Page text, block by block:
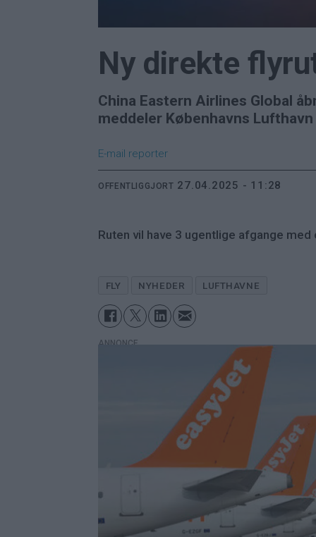
Ny direkte
China Eastern Airlines Global
meddeler Københavns Lufthavn
E-mail reporter
OFFENTLIGGJORT 27.04.2025 - 11:28
Ruten vil have 3 ugentlige afgange
FLY NYHEDER LUFTHAVNE
ANNONCE